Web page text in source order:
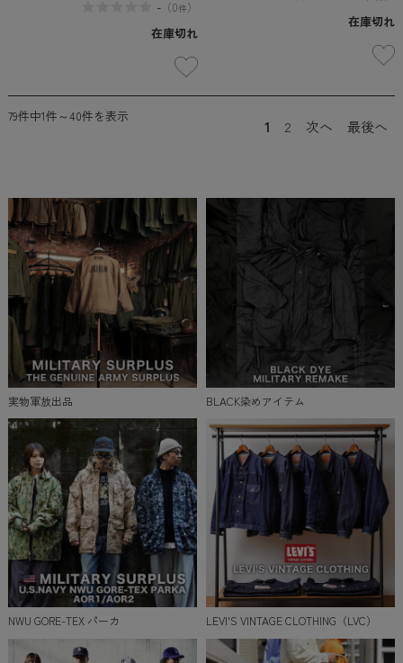
-（0件）
在庫切れ
在庫切れ
79件中1件～40件を表示
1 2 次へ 最後へ
実物軍放出品 BLACK染めアイテム
NWU GORE-TEX パーカ LEVI'S VINTAGE CLOTHING（LVC）